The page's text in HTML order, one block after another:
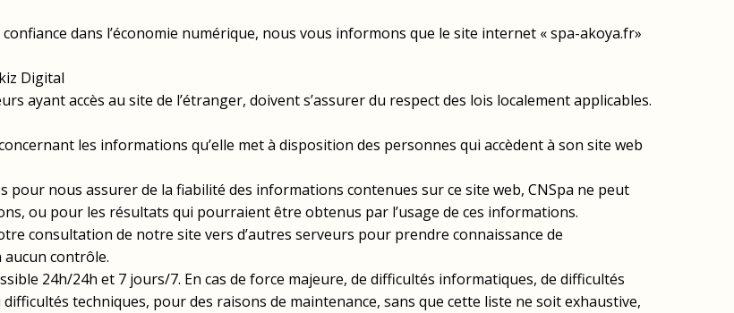
dans l’économie numérique, nous vous informons que le site internet « spa-akoya.fr»
Digital
ayant accès au site de l’étranger, doivent s’assurer du respect des lois localement applicables.
les informations qu’elle met à disposition des personnes qui accèdent à son site web
pour nous assurer de la fiabilité des informations contenues sur ce site web, CNSpa ne peut
ou pour les résultats qui pourraient être obtenus par l’usage de ces informations.
consultation de notre site vers d’autres serveurs pour prendre connaissance de
aucun contrôle.
24h/24h et 7 jours/7. En cas de force majeure, de difficultés informatiques, de difficultés
techniques, pour des raisons de maintenance, sans que cette liste ne soit exhaustive,